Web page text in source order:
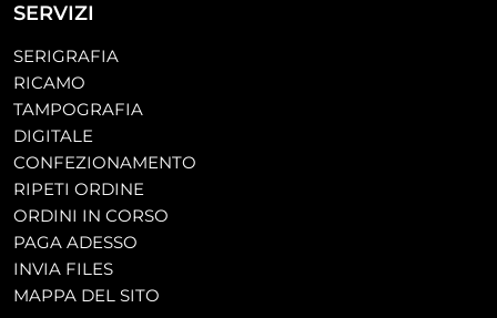
SERVIZI
SERIGRAFIA
RICAMO
TAMPOGRAFIA
DIGITALE
CONFEZIONAMENTO
RIPETI ORDINE
ORDINI IN CORSO
PAGA ADESSO
INVIA FILES
MAPPA DEL SITO